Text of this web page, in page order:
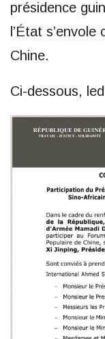
présidence
l’État
Chine.
Ci-dessous,